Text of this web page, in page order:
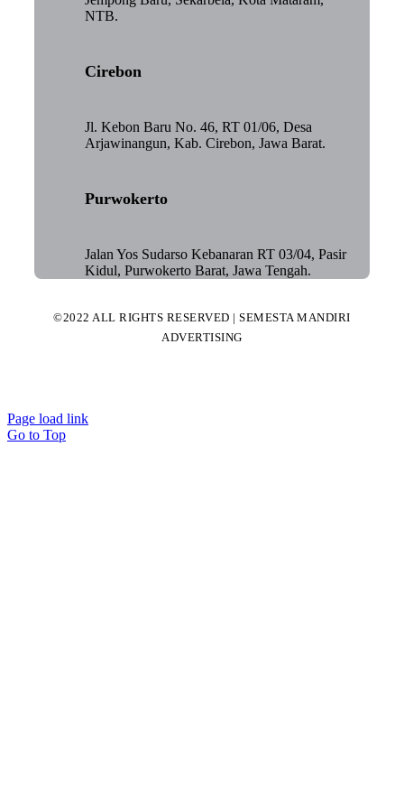
NTB.
Cirebon
Jl. Kebon Baru No. 46, RT 01/06, Desa
Arjawinangun, Kab. Cirebon, Jawa Barat.
Purwokerto
Jalan Yos Sudarso Kebanaran RT 03/04, Pasir
Kidul, Purwokerto Barat, Jawa Tengah.
©2022 ALL RIGHTS RESERVED | SEMESTA MANDIRI
ADVERTISING
Page load link
Go to Top